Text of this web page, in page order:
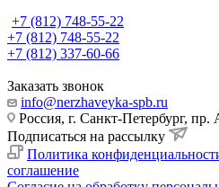
+7 (812) 748-55-22
+7 (812) 748-55-22
+7 (812) 337-60-66
Заказать звонок
info@nerzhaveyka-spb.ru
Россия, г. Санкт-Петербург,
Подписаться на рассылку
Политика
соглашение